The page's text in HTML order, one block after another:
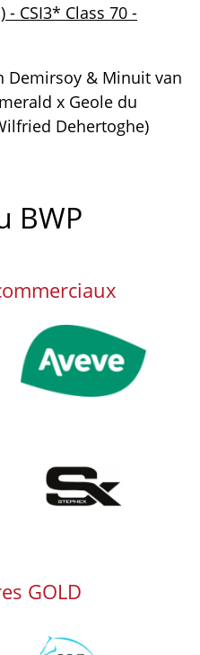
- CSI3* Class 70 -
Demirsoy & Minuit van
x Geole du
Dehertoghe)
BWP
Afbeelding
GOLD
Afbeelding